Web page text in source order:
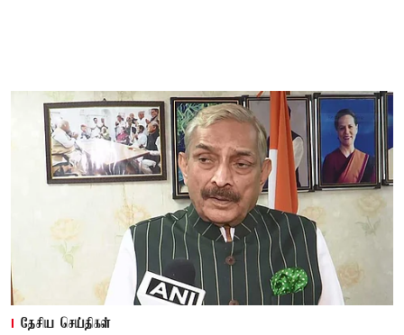
தேசிய செய்திகள்